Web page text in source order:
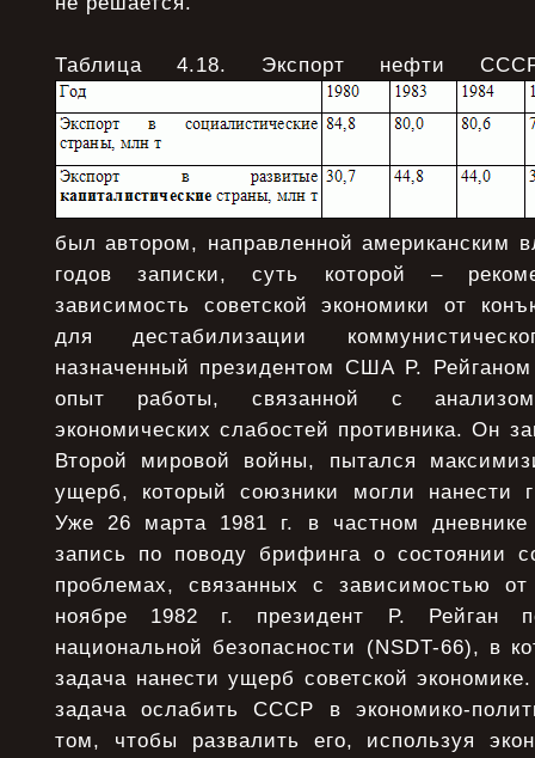
Таблица 4.18. Экспорт нефти
был автором, направленной американским
годов записки, суть которой –
зависимость советской экономики от
для дестабилизации
назначенный президентом США Р.
опыт работы, связанной с
экономических слабостей противника. Он
Второй мировой войны, пытался
ущерб, который союзники могли нанести
Уже 26 марта 1981 г. в частном дневнике
запись по поводу брифинга о состоянии
проблемах, связанных с зависимостью
ноябре 1982 г. президент Р. Рейган
национальной безопасности (NSDT-66), в
задача нанести ущерб советской
задача ослабить СССР в экономико-
том, чтобы развалить его, используя